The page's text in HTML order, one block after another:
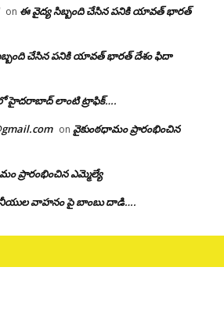
on ఈ వైద్య సిబ్బంది చేసిన పనికి యావత్ భారత్
చేసిన పనికి యావత్ భారత్ దేశం ఫిదా
హైదరాబాద్ లాంటి ట్రాఫిక్….
on వైకుంఠధామం ప్రారంభించిన
ప్రారంభించిన ఎమ్మెల్యే
వాహనం పై బాంబు దాడి….